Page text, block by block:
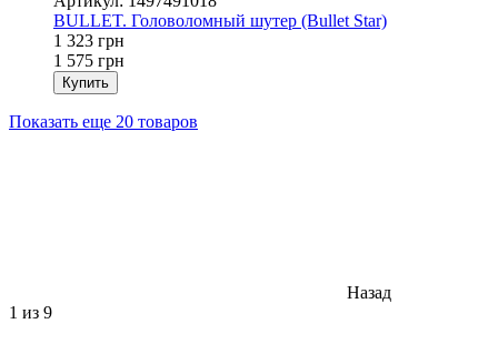
BULLET. Головоломный шутер (Bullet Star)
1 323 грн
1 575 грн
Купить
Показать еще 20 товаров
Назад
1 из 9